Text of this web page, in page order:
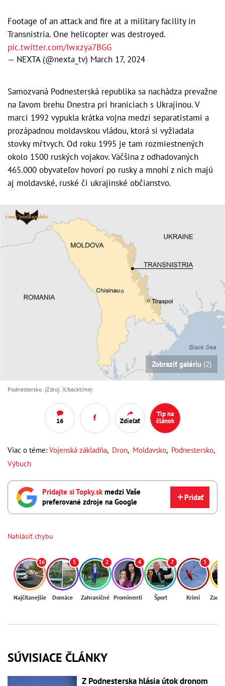
Footage of an attack and fire at a military facility in
Transnistria. One helicopter was destroyed.
pic.twitter.com/Iwxzya7BGG
— NEXTA (@nexta_tv) March 17, 2024
Samozvaná Podnesterská republika sa nachádza prevažne
na ľavom brehu Dnestra pri hraniciach s Ukrajinou. V
marci 1992 vypukla krátka vojna medzi separatistami a
prozápadnou moldavskou vládou, ktorá si vyžiadala
stovky mŕtvych. Od roku 1995 je tam rozmiestnených
okolo 1500 ruských vojakov. Väčšina z odhadovaných
465.000 obyvateľov hovorí po rusky a mnohí z nich majú
aj moldavské, ruské či ukrajinské občianstvo.
Zobraziť galériu (2)
Podnestersko (Zdroj: X/backtime)
16 Zdieľať
Tip na
článok
Viac o téme: Vojenská základňa, Dron, Moldavsko, Podnestersko,
Výbuch
Pridajte si Topky.skmedzi Vaše
preferované zdroje na Google
Pridať
Nahlásiť chybu
16
Najčítanejšie
5
Domáce
2
Zahraničné
4
Prominenti
7
Šport
5
Krimi
SÚVISIACE ČLÁNKY
Z Podnesterska hlásia útok dronom